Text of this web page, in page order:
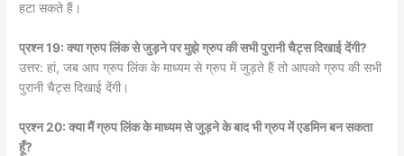
हटा सकते हैं।
प्रश्न 19: क्या ग्रुप लिंक से जुड़ने पर मुझे ग्रुप की सभी पुरानी चैट्स दिखाई देंगी?
उत्तर: हां, जब आप ग्रुप लिंक के माध्यम से ग्रुप में जुड़ते हैं तो आपको ग्रुप की सभी
पुरानी चैट्स दिखाई देंगी।
प्रश्न 20: क्या मैं ग्रुप लिंक के माध्यम से जुड़ने के बाद भी ग्रुप में एडमिन बन सकता
हूँ?